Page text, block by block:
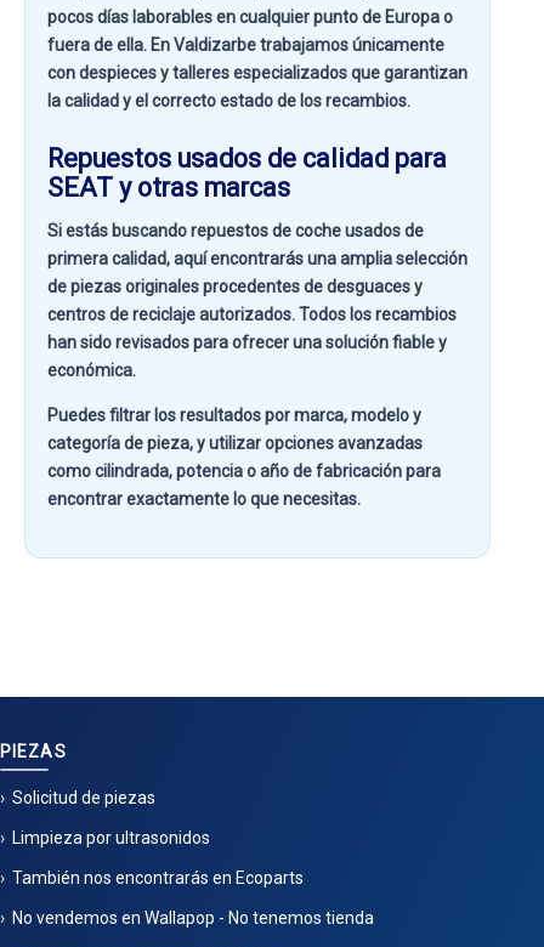
pocos días laborables en cualquier punto de Europa o
fuera de ella. EnValdizarbetrabajamos únicamente
con despieces y talleres especializados que garantizan
la calidad y el correcto estado de los recambios.
Repuestos usados de calidad para
SEAT y otras marcas
Si estás buscandorepuestos de coche usados de
primera calidad, aquí encontrarás una amplia selección
de piezas originales procedentes de desguaces y
centros de reciclaje autorizados. Todos los recambios
han sido revisados para ofrecer una solución fiable y
económica.
Puedes filtrar los resultados pormarca, modelo y
categoría de pieza, y utilizar opciones avanzadas
comocilindrada, potencia o año de fabricaciónpara
encontrar exactamente lo que necesitas.
PIEZAS
Solicitud de piezas
Limpieza por ultrasonidos
También nos encontrarás en Ecoparts
No vendemos en Wallapop - No tenemos tienda